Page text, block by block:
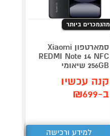
מהנמכרים ביותר
סמארטפון Xiaomi
REDMI Note 14 NFC
256GB שיאומי
קנה עכשיו
ב-₪699
למידע ורכישה